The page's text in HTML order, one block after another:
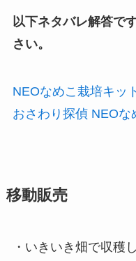
以下ネタバレ解答で
さい。
NEOなめこ栽培キッ
おさわり探偵 NEO
移動販売
・いきいき畑で収穫